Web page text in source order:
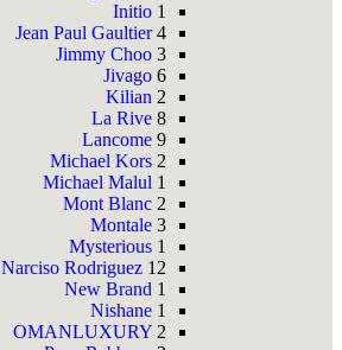
Initio 1
Jean Paul Gaultier 4
Jimmy Choo 3
Jivago 6
Kilian 2
La Rive 8
Lancome 9
Michael Kors 2
Michael Malul 1
Mont Blanc 2
Montale 3
Mysterious 1
Narciso Rodriguez 12
New Brand 1
Nishane 1
OMANLUXURY 2